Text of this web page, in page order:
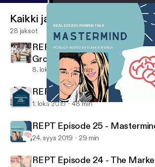
REPT Episode 25 - Masterminds
Kaikki jaksot
28 jaksot
REPT Episode 27 - Books for
Growth
8. loka 2019 21 min
REPT Episode 26 -
1. loka 2019 48 min
REPT Episode 25 -
24. syys 2019 29 min
REPT Episode 24 - The